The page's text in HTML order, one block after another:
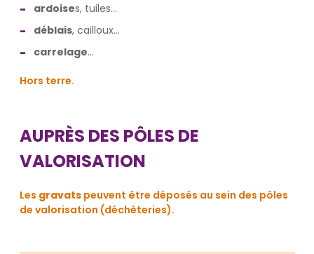
ardoises, tuiles...
déblais, cailloux...
carrelage...
Hors terre.
AUPRÈS DES PÔLES DE
VALORISATION
Les gravatspeuvent être déposés au sein des pôles
de valorisation (déchèteries).